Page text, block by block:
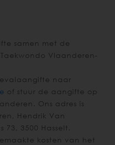
samen met de
Vlaanderen-
naar
of stuur de aangifte op
Ons adres is
Hendrik Van
73, 3500 Hasselt.
kosten van het